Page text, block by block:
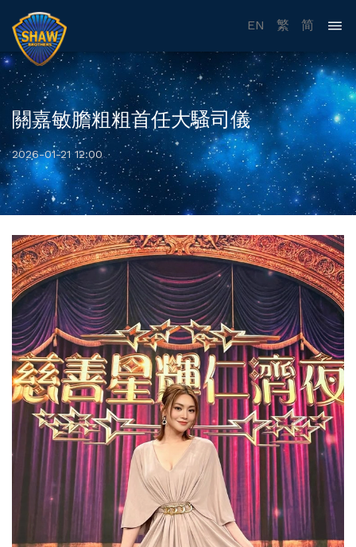
EN 繁 简
關嘉敏膽粗粗首任大騷司儀
2026-01-21 12:00